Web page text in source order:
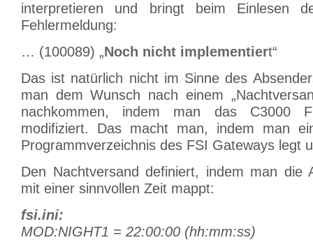
interpretieren und bringt beim Einlesen
Fehlermeldung:
… (100089) „Noch nicht implementiert“
Das ist natürlich nicht im Sinne des
man dem Wunsch nach einem
nachkommen, indem man das C3000
modifiziert. Das macht man, indem man
Programmverzeichnis des FSI Gateways legt
Den Nachtversand definiert, indem man die
mit einer sinnvollen Zeit mappt:
fsi.ini:
MOD:NIGHT1 = 22:00:00 (hh:mm:ss)